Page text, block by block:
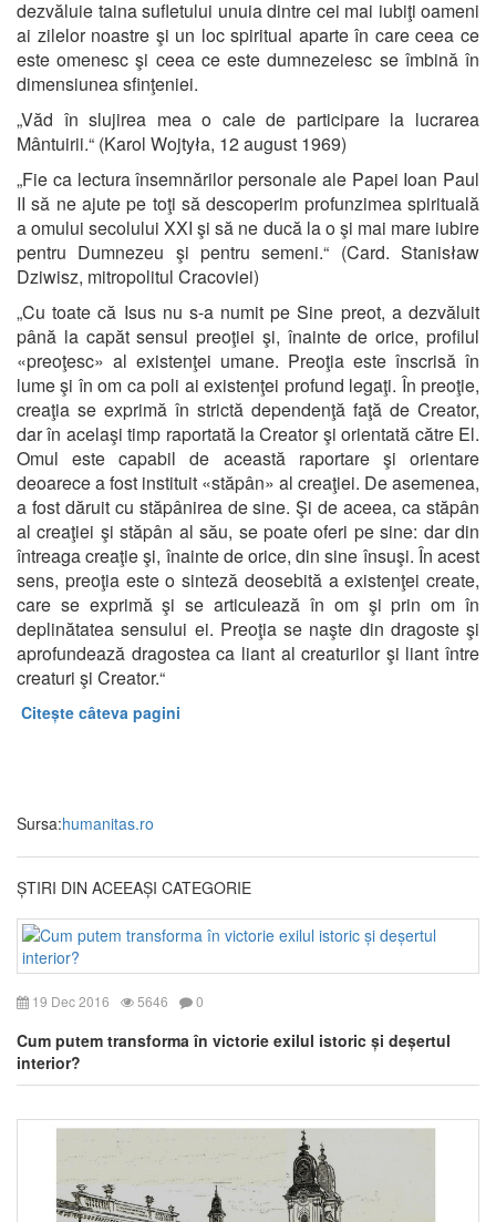
dezvăluie taina sufletului unuia dintre cei mai iubiţi oameni
ai zilelor noastre şi un loc spiritual aparte în care ceea ce
este omenesc şi ceea ce este dumnezeiesc se îmbină în
dimensiunea sfinţeniei.
„Văd în slujirea mea o cale de participare la lucrarea
Mântuirii.“ (Karol Wojtyła, 12 august 1969)
„Fie ca lectura însemnărilor personale ale Papei Ioan Paul
II să ne ajute pe toţi să descoperim profunzimea spirituală
a omului secolului XXI şi să ne ducă la o şi mai mare iubire
pentru Dumnezeu şi pentru semeni.“ (Card. Stanisław
Dziwisz, mitropolitul Cracoviei)
„Cu toate că Isus nu s-a numit pe Sine preot, a dezvăluit
până la capăt sensul preoţiei şi, înainte de orice, profilul
«preoţesc» al existenţei umane. Preoţia este înscrisă în
lume şi în om ca poli ai existenţei profund legaţi. În preoţie,
creaţia se exprimă în strictă dependenţă faţă de Creator,
dar în acelaşi timp raportată la Creator şi orientată către El.
Omul este capabil de această raportare şi orientare
deoarece a fost instituit «stăpân» al creaţiei. De asemenea,
a fost dăruit cu stăpânirea de sine. Şi de aceea, ca stăpân
al creaţiei şi stăpân al său, se poate oferi pe sine: dar din
întreaga creaţie şi, înainte de orice, din sine însuşi. În acest
sens, preoţia este o sinteză deosebită a existenţei create,
care se exprimă şi se articulează în om şi prin om în
deplinătatea sensului ei. Preoţia se naşte din dragoste şi
aprofundează dragostea ca liant al creaturilor şi liant între
creaturi şi Creator.“
Citește câteva pagini
Sursa:humanitas.ro
ȘTIRI DIN ACEEAȘI CATEGORIE
19 Dec 2016 5646 0
Cum putem transforma în victorie exilul istoric și deșertul
interior?